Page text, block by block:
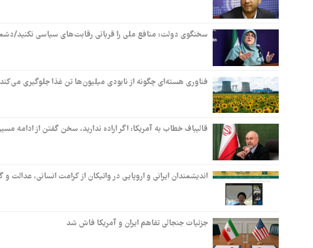
سخنگوی دولت: منافع ملی را قربانی رقابت‌های سیاسی نکنید/
فناوری هسته‌ای چگونه از نابودی میلیون‌ها تن غذا جلوگیری
قالیباف خطاب به آمریکا: اگر اراده ندارید، سخن گفتن از ادامه
اندیشمندان ایرانی و اروپایی در واتیکان از کرامت انسانی، عدالت
جزئیات جنجالی تفاهم ایران و آمریکا فاش شد